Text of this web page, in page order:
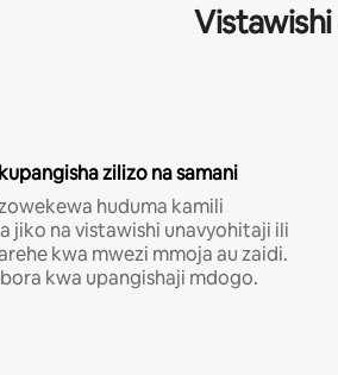
zilizo na samani
huduma kamili
jiko na vistawishi unavyohitaji ili
kwa mwezi mmoja au zaidi.
kwa upangishaji mdogo.